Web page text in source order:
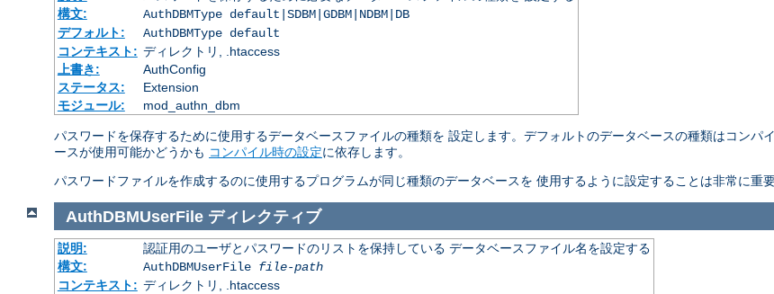
構文:
AuthDBMType default|SDBM|GDBM|NDBM|DB
デフォルト:
AuthDBMType default
コンテキスト: ディレクトリ, .htaccess
上書き:
AuthConfig
ステータス:
Extension
モジュール:
mod_authn_dbm
パスワードを保存するために使用するデータベースファイルの種類を 設定します。デフォルトのデータベースの種類はコンパ
ースが使用可能かどうかも コンパイル時の設定に依存します。
パスワードファイルを作成するのに使用するプログラムが同じ種類のデータベースを 使用するように設定することは非常に重要
AuthDBMUserFile ディレクティブ
説明:
認証用のユーザとパスワードのリストを保持している データベースファイル名を設定する
構文:
AuthDBMUserFile file-path
コンテキスト: ディレクトリ, .htaccess